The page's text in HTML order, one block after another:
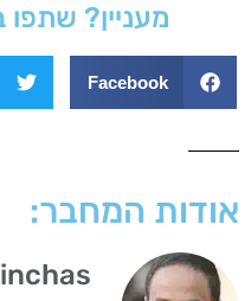
מעניין?
Facebook
אודות המחבר: